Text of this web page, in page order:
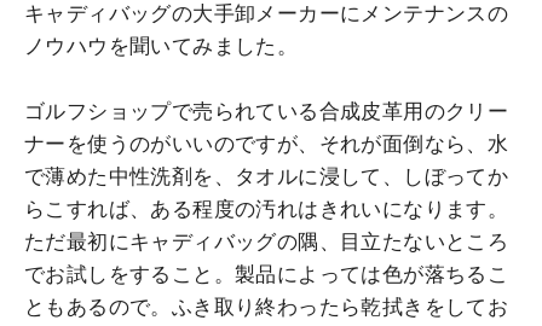
キャディバッグの大手卸メーカーにメンテナンスの
ノウハウを聞いてみました。
ゴルフショップで売られている合成皮革用のクリー
ナーを使うのがいいのですが、それが面倒なら、水
で薄めた中性洗剤を、タオルに浸して、しぼってか
らこすれば、ある程度の汚れはきれいになります。
ただ最初にキャディバッグの隅、目立たないところ
でお試しをすること。製品によっては色が落ちるこ
ともあるので。ふき取り終わったら乾拭きをしてお